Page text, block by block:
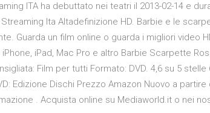
ITA ha debuttato nei teatri il 2013-02-14 e
Ita Altadefinizione HD. Barbie e le
Guarda un film online o guarda i migliori video
iPad, Mac Pro e altro Barbie Scarpette
Film per tutti Formato: DVD. 4,6 su 5 stelle
Edizione Dischi Prezzo Amazon Nuovo a
. Acquista online su Mediaworld.it o nei